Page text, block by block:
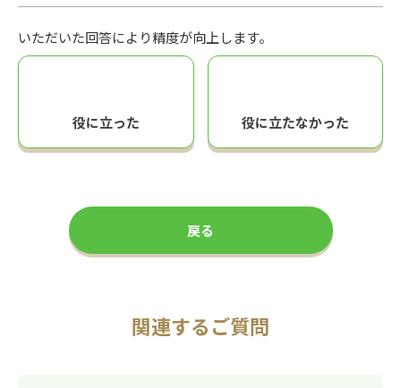
いただいた回答により精度が向上します。
役に立った 役に立たなかった
戻る
関連するご質問